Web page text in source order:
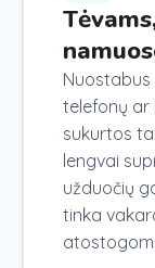
telefonų ar
sukurtos
lengvai
užduočių
tinka